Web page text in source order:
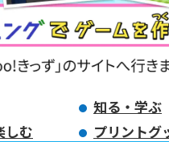
知る・学ぶ
しむ
プリントグ